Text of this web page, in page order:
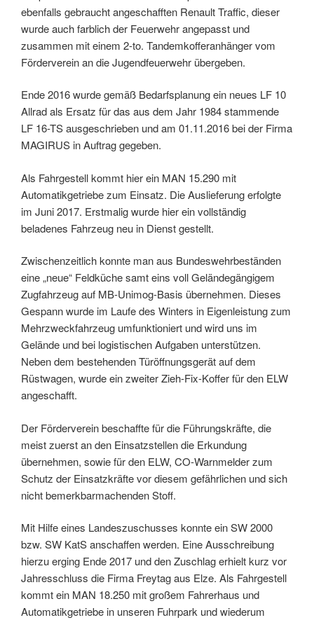
ebenfalls gebraucht angeschafften Renault Traffic, dieser
wurde auch farblich der Feuerwehr angepasst und
zusammen mit einem 2-to. Tandemkofferanhänger vom
Förderverein an die Jugendfeuerwehr übergeben.
Ende 2016 wurde gemäß Bedarfsplanung ein neues LF 10
Allrad als Ersatz für das aus dem Jahr 1984 stammende
LF 16-TS ausgeschrieben und am 01.11.2016 bei der Firma
MAGIRUS in Auftrag gegeben.
Als Fahrgestell kommt hier ein MAN 15.290 mit
Automatikgetriebe zum Einsatz. Die Auslieferung erfolgte
im Juni 2017. Erstmalig wurde hier ein vollständig
beladenes Fahrzeug neu in Dienst gestellt.
Zwischenzeitlich konnte man aus Bundeswehrbeständen
eine „neue“ Feldküche samt eins voll Geländegängigem
Zugfahrzeug auf MB-Unimog-Basis übernehmen. Dieses
Gespann wurde im Laufe des Winters in Eigenleistung zum
Mehrzweckfahrzeug umfunktioniert und wird uns im
Gelände und bei logistischen Aufgaben unterstützen.
Neben dem bestehenden Türöffnungsgerät auf dem
Rüstwagen, wurde ein zweiter Zieh-Fix-Koffer für den ELW
angeschafft.
Der Förderverein beschaffte für die Führungskräfte, die
meist zuerst an den Einsatzstellen die Erkundung
übernehmen, sowie für den ELW, CO-Warnmelder zum
Schutz der Einsatzkräfte vor diesem gefährlichen und sich
nicht bemerkbarmachenden Stoff.
Mit Hilfe eines Landeszuschusses konnte ein SW 2000
bzw. SW KatS anschaffen werden. Eine Ausschreibung
hierzu erging Ende 2017 und den Zuschlag erhielt kurz vor
Jahresschluss die Firma Freytag aus Elze. Als Fahrgestell
kommt ein MAN 18.250 mit großem Fahrerhaus und
Automatikgetriebe in unseren Fuhrpark und wiederum